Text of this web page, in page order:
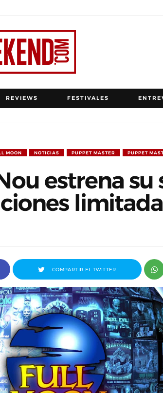
REVIEWS FESTIVALES
MOON NOTICIAS PUPPET MASTER PUPPET
estrena su
COMPARTIR EL TWITTER
Javier Rueda, organizador
Madd Film Market